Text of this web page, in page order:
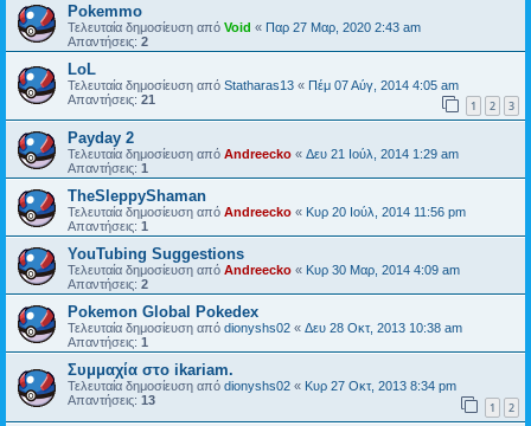
Pokemmo
Τελευταία δημοσίευση από Void « Παρ 27 Μαρ, 2020 2:43 am
Απαντήσεις: 2
LoL
Τελευταία δημοσίευση από Statharas13 « Πέμ 07 Αύγ, 2014 4:05 am
Απαντήσεις: 21 1 2 3
Payday 2
Τελευταία δημοσίευση από Andreecko « Δευ 21 Ιούλ, 2014 1:29 am
Απαντήσεις: 1
TheSleppyShaman
Τελευταία δημοσίευση από Andreecko « Κυρ 20 Ιούλ, 2014 11:56 pm
Απαντήσεις: 1
YouTubing Suggestions
Τελευταία δημοσίευση από Andreecko « Κυρ 30 Μαρ, 2014 4:09 am
Απαντήσεις: 2
Pokemon Global Pokedex
Τελευταία δημοσίευση από dionyshs02 « Δευ 28 Οκτ, 2013 10:38 am
Απαντήσεις: 1
Συμμαχία στο ikariam.
Τελευταία δημοσίευση από dionyshs02 « Κυρ 27 Οκτ, 2013 8:34 pm
Απαντήσεις: 13 1 2